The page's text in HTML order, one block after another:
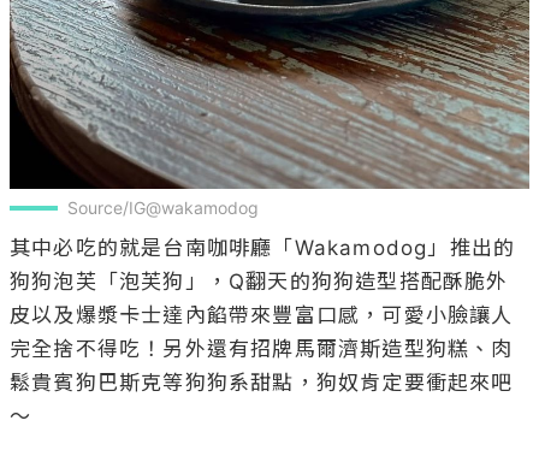
Source/IG@wakamodog
其中必吃的就是台南咖啡廳「Wakamodog」推出的
狗狗泡芙「泡芙狗」，Q翻天的狗狗造型搭配酥脆外
皮以及爆漿卡士達內餡帶來豐富口感，可愛小臉讓人
完全捨不得吃！另外還有招牌馬爾濟斯造型狗糕、肉
鬆貴賓狗巴斯克等狗狗系甜點，狗奴肯定要衝起來吧
～